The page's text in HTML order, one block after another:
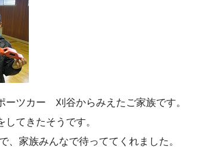
ーツカー 刈谷からみえたご家族です。
てきたそうです。
、家族みんなで待っててくれました。